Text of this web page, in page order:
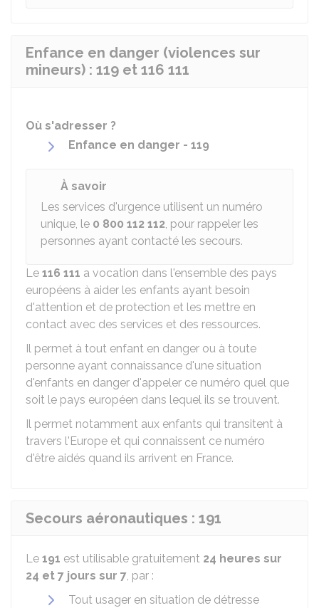
Enfance en danger (violences sur
mineurs) : 119 et 116 111
Où s'adresser ?
Enfance en danger - 119
À savoir
Les services d'urgence utilisent un numéro
unique, le 0 800 112 112, pour rappeler les
personnes ayant contacté les secours.
Le 116 111 a vocation dans l'ensemble des pays
européens à aider les enfants ayant besoin
d'attention et de protection et les mettre en
contact avec des services et des ressources.
Il permet à tout enfant en danger ou à toute
personne ayant connaissance d'une situation
d'enfants en danger d'appeler ce numéro quel que
soit le pays européen dans lequel ils se trouvent.
Il permet notamment aux enfants qui transitent à
travers l'Europe et qui connaissent ce numéro
d'être aidés quand ils arrivent en France.
Secours aéronautiques : 191
Le 191 est utilisable gratuitement 24 heures sur
24 et 7 jours sur 7, par :
Tout usager en situation de détresse